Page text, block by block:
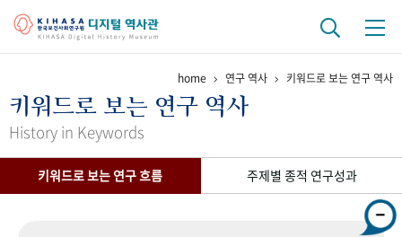
걸어온 길 기관 변천사 역대 기관장
연구 역사
home 연구 역사 키워드로 보는 연구 역사
키워드로 보는 연구 역사
History in Keywords
키워드로 보는 연구 흐름 주제별 종적 연구성과